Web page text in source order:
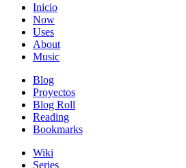
Inicio
Now
Uses
About
Music
Blog
Proyectos
Blog Roll
Reading
Bookmarks
Wiki
Series